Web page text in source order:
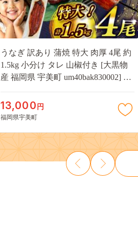
うなぎ 訳あり 蒲焼 特大 肉厚 4尾 約
1.5kg 小分け タレ 山椒付き [大黒物
産 福岡県 宇美町 um40bak830002] 不
うなぎ蒲焼 鰻蒲焼き 蒲焼き かば焼
き 真空パック 個包装 冷凍 13000
13,000 円
福岡県宇美町